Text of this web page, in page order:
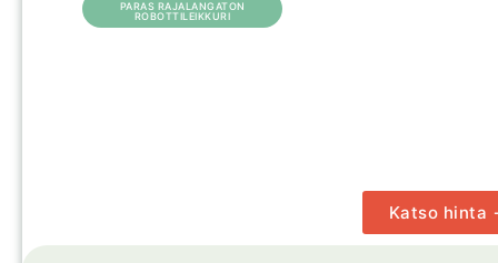
PARAS RAJALANGATON
ROBOTTILEIKKURI
Katso hinta